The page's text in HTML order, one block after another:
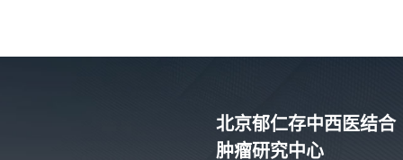
北京郁仁存中西医结合
肿瘤研究中心